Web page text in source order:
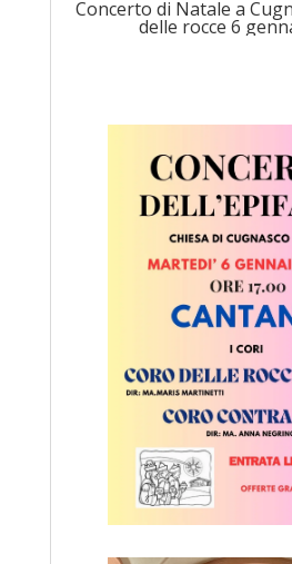
Concerto di Natale a
delle rocce 6